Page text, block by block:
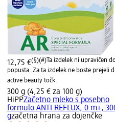
12,75 €(§)(#)Ta izdelek ni upravičen
popusta. Za ta izdelek ne boste prejeli
active beauty točk.
300 g (4,25 € za 100 g)
HiPPZačetno mleko s posebno
formulo ANTI REFLUX, 0 m+,
gzačetna hrana za dojenčke